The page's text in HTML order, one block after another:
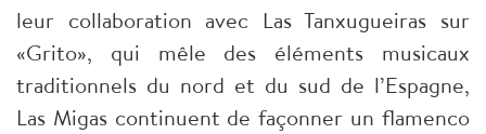
leur collaboration avec Las Tanxugueiras sur
«Grito», qui mêle des éléments musicaux
traditionnels du nord et du sud de l’Espagne,
Las Migas continuent de façonner un flamenco